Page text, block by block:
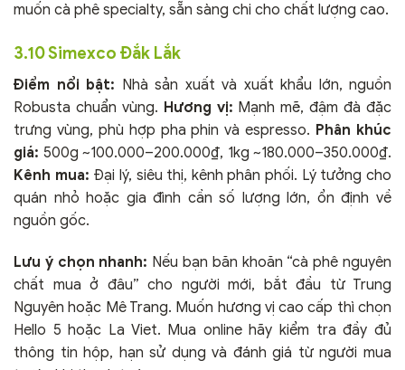
muốn cà phê specialty, sẵn sàng chi cho chất lượng cao.
3.10 Simexco Đắk Lắk
Điểm nổi bật: Nhà sản xuất và xuất khẩu lớn, nguồn
Robusta chuẩn vùng. Hương vị: Mạnh mẽ, đậm đà đặc
trưng vùng, phù hợp pha phin và espresso. Phân khúc
giá: 500g ~100.000–200.000₫, 1kg ~180.000–350.000₫.
Kênh mua: Đại lý, siêu thị, kênh phân phối. Lý tưởng cho
quán nhỏ hoặc gia đình cần số lượng lớn, ổn định về
nguồn gốc.
Lưu ý chọn nhanh: Nếu bạn băn khoăn “cà phê nguyên
chất mua ở đâu” cho người mới, bắt đầu từ Trung
Nguyên hoặc Mê Trang. Muốn hương vị cao cấp thì chọn
Hello 5 hoặc La Viet. Mua online hãy kiểm tra đầy đủ
thông tin hộp, hạn sử dụng và đánh giá từ người mua